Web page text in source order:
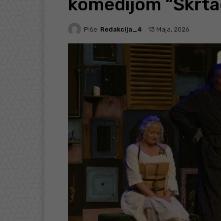
komedijom
Piše: Redakcija_4 13 Maja, 2026